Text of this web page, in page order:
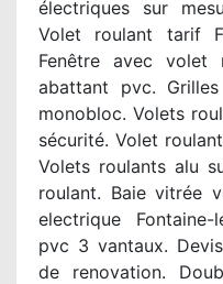
électriques sur
Volet roulant tarif
Fenêtre avec volet
abattant pvc.
monobloc. Volets
sécurité. Volet
Volets roulants alu
roulant. Baie vitrée
electrique Fontaine-
pvc 3 vantaux.
de renovation.